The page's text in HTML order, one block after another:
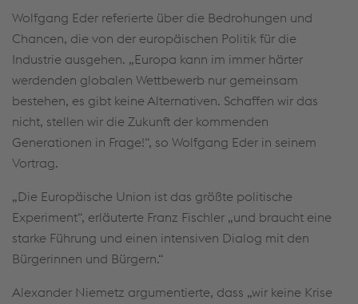
Wolfgang Eder referierte über die Bedrohungen und
Chancen, die von der europäischen Politik für die
Industrie ausgehen. „Europa kann im immer härter
werdenden globalen Wettbewerb nur gemeinsam
bestehen, es gibt keine Alternativen. Schaffen wir das
nicht, stellen wir die Zukunft der kommenden
Generationen in Frage!“, so Wolfgang Eder in seinem
Vortrag.
„Die Europäische Union ist das größte politische
Experiment“, erläuterte Franz Fischler „und braucht eine
starke Führung und einen intensiven Dialog mit den
Bürgerinnen und Bürgern.“
Alexander Niemetz argumentierte, dass „wir keine Krise